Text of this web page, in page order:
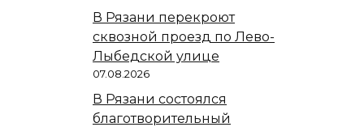
В Рязани перекроют
сквозной проезд по Лево-
Лыбедской улице
07.08.2026
В Рязани состоялся
благотворительный